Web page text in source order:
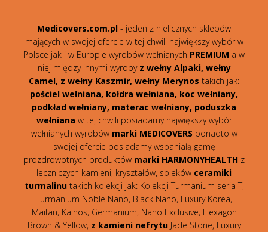
Medicovers.com.pl - jeden z nielicznych sklepów
mających w swojej ofercie w tej chwili największy wybór w
Polsce jak i w Europie wyrobów wełnianych PREMIUM a w
niej między innymi wyroby z wełny Alpaki, wełny
Camel, z wełny Kaszmir, wełny Merynos takich jak:
pościel wełniana, kołdra wełniana, koc wełniany,
podkład wełniany, materac wełniany, poduszka
wełniana w tej chwili posiadamy największy wybór
wełnianych wyrobów marki MEDICOVERS ponadto w
swojej ofercie posiadamy wspaniałą gamę
prozdrowotnych produktów marki HARMONYHEALTH z
leczniczych kamieni, kryształów, spieków ceramiki
turmalinutakich kolekcji jak: Kolekcji Turmanium seria T,
Turmanium Noble Nano, Black Nano, Luxury Korea,
Maifan, Kainos, Germanium, Nano Exclusive, Hexagon
Brown & Yellow, z kamieni nefrytuJade Stone, Luxury